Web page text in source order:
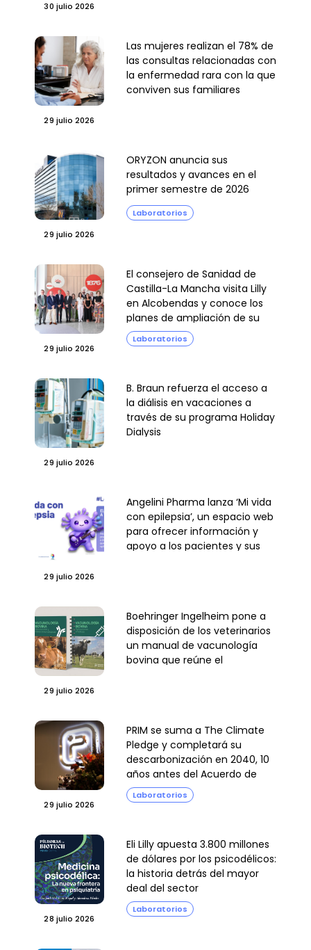
30 julio 2026
29 julio 2026
Las mujeres realizan el 78% de
las consultas relacionadas con
la enfermedad rara con la que
conviven sus familiares
29 julio 2026
ORYZON anuncia sus
resultados y avances en el
primer semestre de 2026
Laboratorios
29 julio 2026
El consejero de Sanidad de
Castilla-La Mancha visita Lilly
en Alcobendas y conoce los
planes de ampliación de su
planta de producción
Laboratorios
29 julio 2026
B. Braun refuerza el acceso a
la diálisis en vacaciones a
través de su programa Holiday
Dialysis
29 julio 2026
Angelini Pharma lanza ‘Mi vida
con epilepsia’, un espacio web
para ofrecer información y
apoyo a los pacientes y sus
29 julio 2026
Boehringer Ingelheim pone a
disposición de los veterinarios
un manual de vacunología
bovina que reúne el
29 julio 2026
PRIM se suma a The Climate
Pledge y completará su
descarbonización en 2040, 10
años antes del Acuerdo de
París
Laboratorios
28 julio 2026
Eli Lilly apuesta 3.800 millones
de dólares por los psicodélicos:
la historia detrás del mayor
deal del sector
Laboratorios